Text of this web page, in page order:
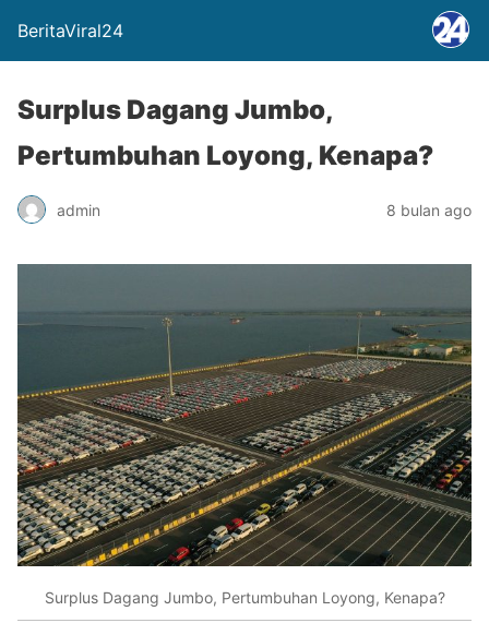
BeritaViral24
Surplus Dagang Jumbo,
Pertumbuhan Loyong, Kenapa?
admin 8 bulan ago
Surplus Dagang Jumbo, Pertumbuhan Loyong, Kenapa?